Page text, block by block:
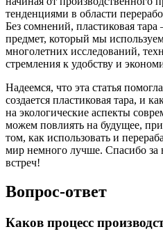
тенденциями в области
Без сомнений, пластиковая
предмет, который мы
многолетних исследований,
стремления к удобству и
Надеемся, что эта статья
создается пластиковая тара, и
на экологические аспекты
можем повлиять на будущее,
том, как использовать и
мир немного лучше. Спасибо
встреч!
Вопрос-ответ
Каков процесс